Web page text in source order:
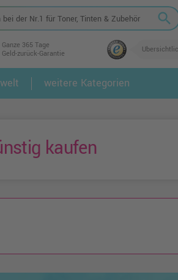
search
Ganze 365 Tage
Geld-zurück-Garantie
2. weitere Kategorien
kaufen